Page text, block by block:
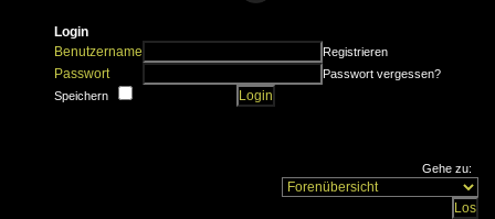
Login
Benutzername
Registrieren
Passwort
Passwort vergessen?
Speichern
Gehe zu: